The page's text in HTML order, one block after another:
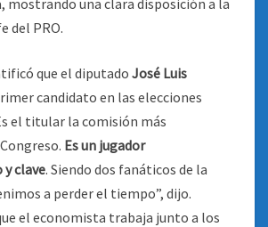
mostrando una clara disposición a la
del PRO.
que el diputado José Luis
candidato en las elecciones
el titular la comisión más
Es un jugador
clave. Siendo dos fanáticos de la
a perder el tiempo”, dijo.
el economista trabaja junto a los